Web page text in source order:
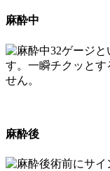
麻酔中
32ゲージと
す。一瞬チクッとす
せん。
麻酔後
術前にサイ